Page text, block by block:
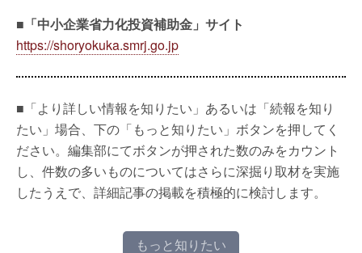
■「中小企業省力化投資補助金」サイト
https://shoryokuka.smrj.go.jp
■「より詳しい情報を知りたい」あるいは「続報を知り
たい」場合、下の「もっと知りたい」ボタンを押してく
ださい。編集部にてボタンが押された数のみをカウント
し、件数の多いものについてはさらに深掘り取材を実施
したうえで、詳細記事の掲載を積極的に検討します。
もっと知りたい